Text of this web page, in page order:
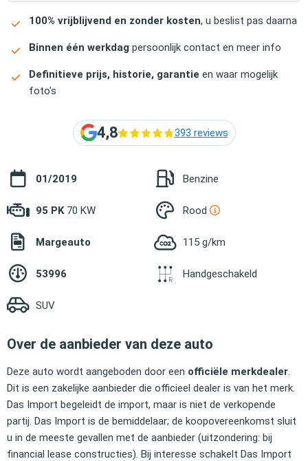
100% vrijblijvend en zonder kosten, u beslist pas daarna
Binnen één werkdag persoonlijk contact en meer info
Definitieve prijs, historie, garantie en waar mogelijk
foto's
4,8 393 reviews
01/2019 Benzine
95 PK 70 KW Rood
Margeauto 115 g/km
53996 Handgeschakeld
SUV
Over de aanbieder van deze auto
Deze auto wordt aangeboden door een officiële merkdealer
Dit is een zakelijke aanbieder die officieel dealer is van het merk.
Das Import begeleidt de import, maar is niet de verkopende
partij. Das Import is de bemiddelaar; de koopovereenkomst sluit
u in de meeste gevallen met de aanbieder (uitzondering: bij
financial lease constructies). Bij interesse schakelt Das Import